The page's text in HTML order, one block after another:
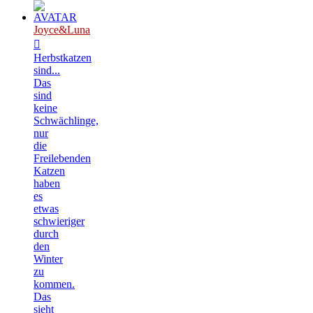
Joyce&Luna
Herbstkatzen
sind...
Das
sind
keine
Schwächlinge,
nur
die
Freilebenden
Katzen
haben
es
etwas
schwieriger
durch
den
Winter
zu
kommen.
Das
sieht